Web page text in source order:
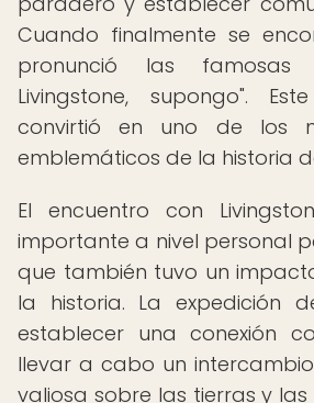
Cuando finalmente se
pronunció las famosas
Livingstone, supongo".
convirtió en uno de los
emblemáticos de la historia
El encuentro con
importante a nivel personal
que también tuvo un
la historia. La expedición
establecer una conexión
llevar a cabo un
valiosa sobre las tierras y